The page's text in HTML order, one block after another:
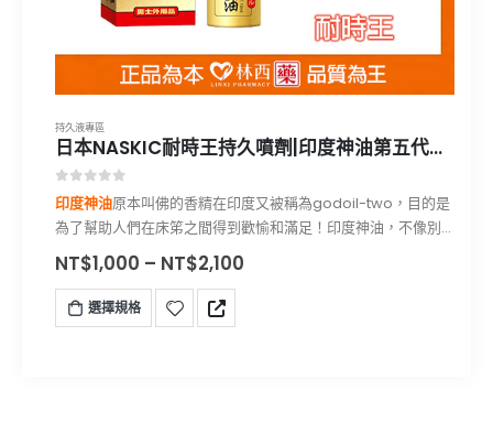
持久液專區
日本NASKIC耐時王持久噴劑|印度神油第五代升級加強版10ML|林西藥局直營
0 out of 5
印度神油原本叫佛的香精在印度又被稱為godoil-two，目的是
為了幫助人們在床笫之間得到歡愉和滿足！印度神油，不像別
的產品會有區域性麻醉，塗抹或噴灑在龜頭上，目的在去除敏
感度，延長性交時間。隨著時間的更替，印度神油也由最初佛
的香精，逐漸演變出了第五代，也就是今天給大家介紹的
NASKIC耐時王持久噴劑，也叫印度神油第五代，或
NT$1,000 – NT$2,100
選擇規格